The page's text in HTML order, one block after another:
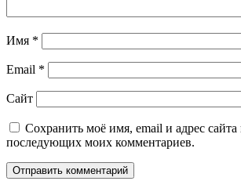
Имя *
Email *
Сайт
Сохранить моё имя, email и адрес сайта
последующих моих комментариев.